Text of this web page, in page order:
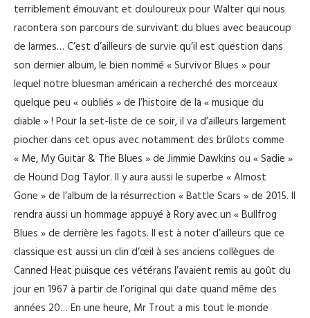
terriblement émouvant et douloureux pour Walter qui nous
racontera son parcours de survivant du blues avec beaucoup
de larmes… C’est d’ailleurs de survie qu’il est question dans
son dernier album, le bien nommé « Survivor Blues » pour
lequel notre bluesman américain a recherché des morceaux
quelque peu « oubliés » de l’histoire de la « musique du
diable » ! Pour la set-liste de ce soir, il va d’ailleurs largement
piocher dans cet opus avec notamment des brûlots comme
« Me, My Guitar & The Blues » de Jimmie Dawkins ou « Sadie »
de Hound Dog Taylor. Il y aura aussi le superbe « Almost
Gone » de l’album de la résurrection « Battle Scars » de 2015. Il
rendra aussi un hommage appuyé à Rory avec un « Bullfrog
Blues » de derrière les fagots. Il est à noter d’ailleurs que ce
classique est aussi un clin d’œil à ses anciens collègues de
Canned Heat puisque ces vétérans l’avaient remis au goût du
jour en 1967 à partir de l’original qui date quand même des
années 20… En une heure, Mr Trout a mis tout le monde